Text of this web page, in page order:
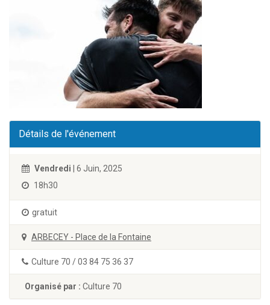
Détails de l'événement
Vendredi | 6 Juin, 2025
18h30
gratuit
ARBECEY - Place de la Fontaine
Culture 70 / 03 84 75 36 37
Organisé par : Culture 70